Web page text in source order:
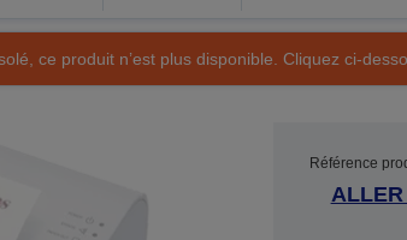
ce produit n’est plus disponible. Cliquez ci-
Référence
ALLER